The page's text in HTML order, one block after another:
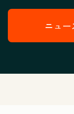
ニュー